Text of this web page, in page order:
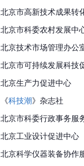
北京市高新技术成果转
北京市科委农村发展中
北京技术市场管理办公
北京市可持续发展科技
北京生产力促进中心
《科技潮》杂志社
北京市科委行政事务服
北京工业设计促进中心
北京科学仪器装备协作